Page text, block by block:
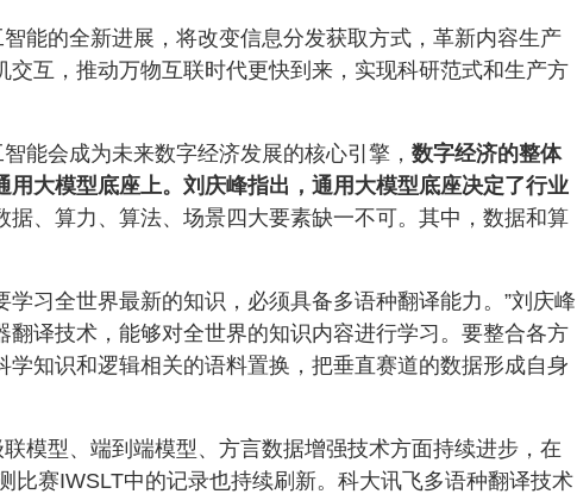
能的全新进展，将改变信息分发获取方式，革新内容生产
交互，推动万物互联时代更快到来，实现科研范式和生产方
能会成为未来数字经济发展的核心引擎， 数字经济的整体
用大模型底座上。刘庆峰指出，通用大模型底座决定了行业
据、算力、算法、场景四大要素缺一不可。其中，数据和算
学习全世界最新的知识，必须具备多语种翻译能力。”刘庆峰
翻译技术，能够对全世界的知识内容进行学习。要整合各方
学知识和逻辑相关的语料置换，把垂直赛道的数据形成自身
模型、端到端模型、方言数据增强技术方面持续进步，在
比赛IWSLT中的记录也持续刷新。科大讯飞多语种翻译技术